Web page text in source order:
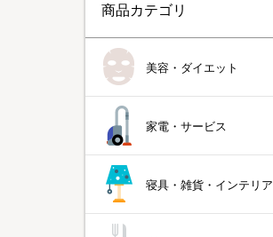
商品カテゴリ
美容・ダイエット
家電・サービス
寝具・雑貨・インテリア